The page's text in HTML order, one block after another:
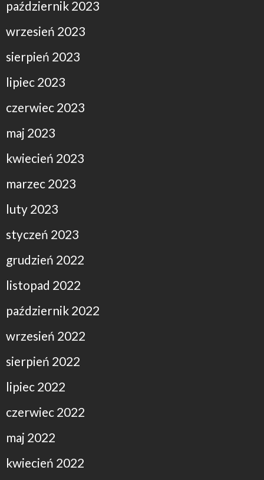
październik 2023
wrzesień 2023
sierpień 2023
lipiec 2023
czerwiec 2023
maj 2023
kwiecień 2023
marzec 2023
luty 2023
styczeń 2023
grudzień 2022
listopad 2022
październik 2022
wrzesień 2022
sierpień 2022
lipiec 2022
czerwiec 2022
maj 2022
kwiecień 2022